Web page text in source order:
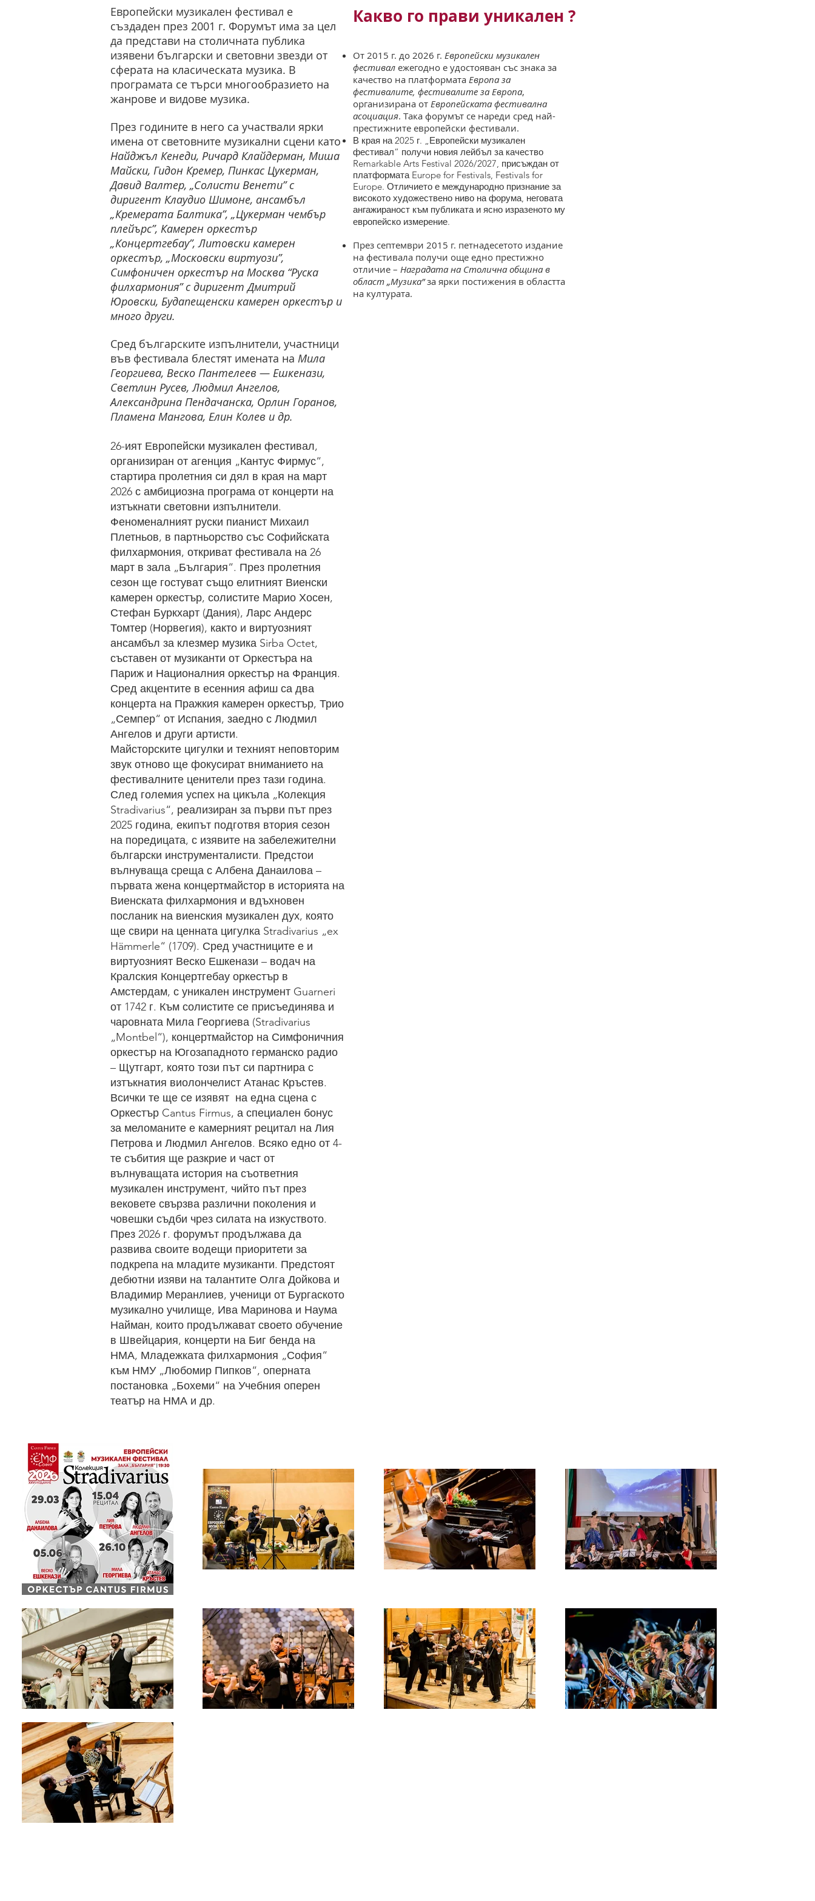
Европейски музикален фестивал e
създаден през 2001 г. Форумът има за цел
да представи на столичната публика
изявени български и световни звезди от
сферата на класическата музика. В
програмата се търси многообразието на
жанрове и видове музика.
През годините в него са участвали ярки
имена от световните музикални сцени като
Найджъл Кенеди, Ричард Клайдерман, Миша
Майски, Гидон Кремер, Пинкас Цукерман,
Давид Валтер, „Солисти Венети” с
диригент Клаудио Шимоне, ансамбъл
„Кремерата Балтика”, „Цукерман чембър
плейърс”, Камерен оркестър
„Концертгебау”, Литовски камерен
оркестър, „Московски виртуози”,
Симфоничен оркестър на Москва “Руска
филхармония” с диригент Дмитрий
Юровски, Будапещенски камерен оркестър и
много други.
Сред българските изпълнители, участници
във фестивала блестят имената на Мила
Георгиева, Веско Пантелеев — Ешкенази,
Светлин Русев, Людмил Ангелов,
Александрина Пендачанска, Орлин Горанов,
Пламена Мангова, Елин Колев и др.
26-ият Европейски музикален фестивал,
организиран от агенция „Кантус Фирмус“,
стартира пролетния си дял в края на март
2026 с амбициозна програма от концерти на
изтъкнати световни изпълнители.
Феноменалният руски пианист Михаил
Плетньов, в партньорство със Софийската
филхармония, откриват фестивала на 26
март в зала „България“. През пролетния
сезон ще гостуват също елитният Виенски
камерен оркестър, солистите Марио Хосен,
Стефан Буркхарт (Дания), Ларс Андерс
Томтер (Норвегия), както и виртуозният
ансамбъл за клезмер музика Sirba Octet,
съставен от музиканти от Оркестъра на
Париж и Националния оркестър на Франция.
Сред акцентите в есенния афиш са два
концерта на Пражкия камерен оркестър, Трио
„Семпер“ от Испания, заедно с Людмил
Ангелов и други артисти.
Майсторските цигулки и техният неповторим
звук отново ще фокусират вниманието на
фестивалните ценители през тази година.
След големия успех на цикъла „Колекция
Stradivarius“, реализиран за първи път през
2025 година, екипът подготвя втория сезон
на поредицата, с изявите на забележителни
български инструменталисти. Предстои
вълнуваща среща с Албена Данаилова –
първата жена концертмайстор в историята на
Виенската филхармония и вдъхновен
посланик на виенския музикален дух, която
ще свири на ценната цигулка Stradivarius „ex
Hämmerle“ (1709). Сред участниците е и
виртуозният Веско Ешкенази – водач на
Кралския Концертгебау оркестър в
Амстердам, с уникален инструмент Guarneri
от 1742 г. Към солистите се присъединява и
чаровната Мила Георгиева (Stradivarius
„Montbel“), концертмайстор на Симфоничния
оркестър на Югозападното германско радио
– Щутгарт, която този път си партнира с
изтъкнатия виолончелист Атанас Кръстев.
Всички те ще се изявят на една сцена с
Оркестър Cantus Firmus, а специален бонус
за меломаните е камерният рецитал на Лия
Петрова и Людмил Ангелов. Всяко едно от 4-
те събития ще разкрие и част от
вълнуващата история на съответния
музикален инструмент, чийто път през
вековете свързва различни поколения и
човешки съдби чрез силата на изкуството.
През 2026 г. форумът продължава да
развива своите водещи приоритети за
подкрепа на младите музиканти. Предстоят
дебютни изяви на талантите Олга Дойкова и
Владимир Меранлиев, ученици от Бургаското
музикално училище, Ива Маринова и Наума
Найман, които продължават своето обучение
в Швейцария, концерти на Биг бенда на
НМА, Младежката филхармония „София“
към НМУ „Любомир Пипков“, оперната
постановка „Бохеми“ на Учебния оперен
театър на НМА и др.
Какво го прави уникален ?
​От 2015 г. до 2026 г. Европейски музикален
фестивал ежегодно е удостояван със знака за
качество на платформата Европа за
фестивалите, фестивалите за Европа,
организирана от Европейската фестивална
асоциация. Така форумът се нареди сред най-
престижните европейски фестивали.
В края на 2025 г. „Европейски музикален
фестивал“ получи новия лейбъл за качество
Remarkable Arts Festival 2026/2027, присъждан от
платформата Europe for Festivals, Festivals for
Europe. Отличието е международно признание за
високото художествено ниво на форума, неговата
ангажираност към публиката и ясно изразеното му
европейско измерение.
През септември 2015 г. петнадесетото издание
на фестивала получи още едно престижно
отличие – Наградата на Столична община в
област „Музика”за ярки постижения в областта
на културата.